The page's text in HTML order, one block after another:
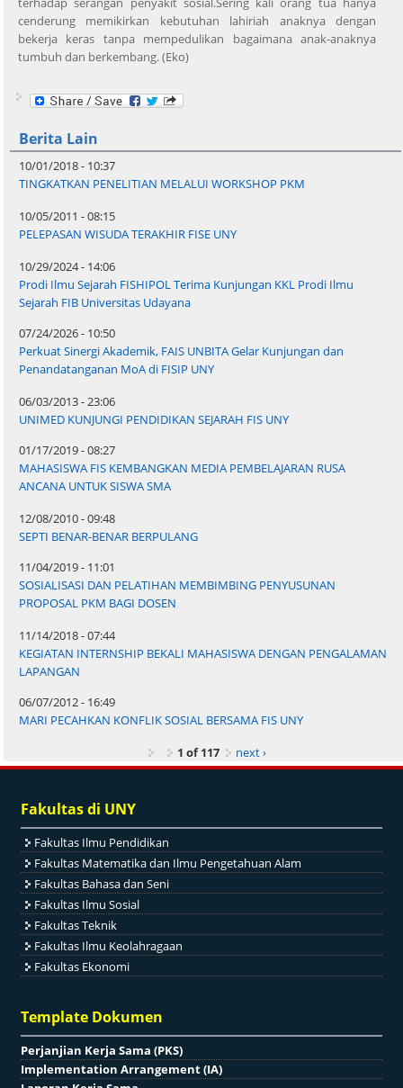
cenderung memikirkan kebutuhan lahiriah anaknya dengan
bekerja keras tanpa mempedulikan bagaimana anak-anaknya
tumbuh dan berkembang. (Eko)
Berita Lain
10/01/2018 - 10:37
TINGKATKAN PENELITIAN MELALUI WORKSHOP PKM
10/05/2011 - 08:15
PELEPASAN WISUDA TERAKHIR FISE UNY
10/29/2024 - 14:06
Prodi Ilmu Sejarah FISHIPOL Terima Kunjungan KKL Prodi Ilmu
Sejarah FIB Universitas Udayana
07/24/2026 - 10:50
Perkuat Sinergi Akademik, FAIS UNBITA Gelar Kunjungan dan
Penandatanganan MoA di FISIP UNY
06/03/2013 - 23:06
UNIMED KUNJUNGI PENDIDIKAN SEJARAH FIS UNY
01/17/2019 - 08:27
MAHASISWA FIS KEMBANGKAN MEDIA PEMBELAJARAN RUSA
ANCANA UNTUK SISWA SMA
12/08/2010 - 09:48
SEPTI BENAR-BENAR BERPULANG
11/04/2019 - 11:01
SOSIALISASI DAN PELATIHAN MEMBIMBING PENYUSUNAN
PROPOSAL PKM BAGI DOSEN
11/14/2018 - 07:44
KEGIATAN INTERNSHIP BEKALI MAHASISWA DENGAN PENGALAMAN
LAPANGAN
06/07/2012 - 16:49
MARI PECAHKAN KONFLIK SOSIAL BERSAMA FIS UNY
1 of 117
next ›
Fakultas di UNY
Fakultas Ilmu Pendidikan
Fakultas Matematika dan Ilmu Pengetahuan Alam
Fakultas Bahasa dan Seni
Fakultas Ilmu Sosial
Fakultas Teknik
Fakultas Ilmu Keolahragaan
Fakultas Ekonomi
Template Dokumen
Perjanjian Kerja Sama (PKS)
Implementation Arrangement (IA)